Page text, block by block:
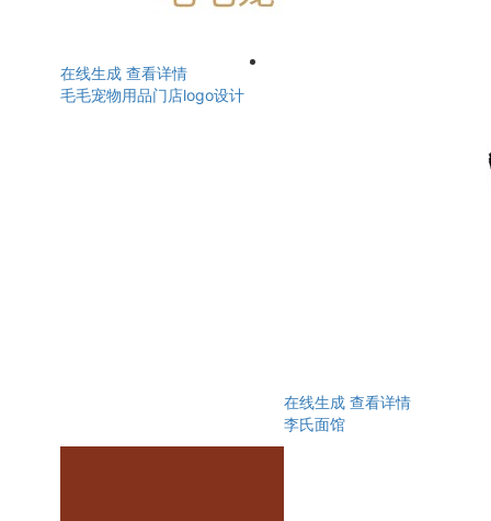
在线生成 查看详情
毛毛宠物用品门店logo设计
在线生成 查看详情
李氏面馆